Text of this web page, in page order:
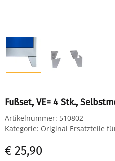
Fußset, VE= 4 Stk.,
Artikelnummer: 510802
Kategorie: Original Ersatzteile
€ 25,90